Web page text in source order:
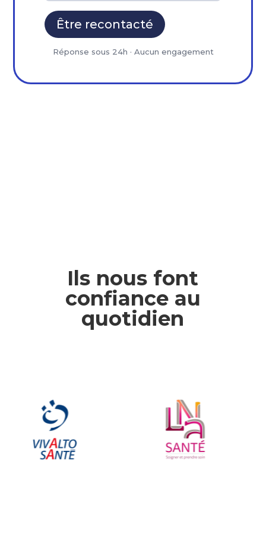
Être recontacté
Réponse sous 24h · Aucun engagement
Ils nous font
confiance au
quotidien